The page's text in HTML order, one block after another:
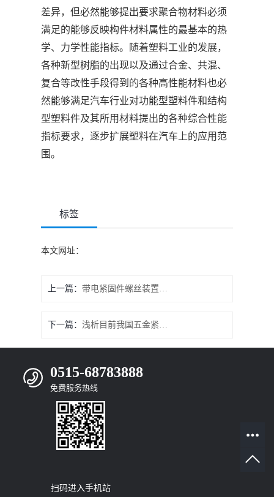
差异，但必然能够提出要求聚合物材料必须
满足的能够反映构件材料属性的最基本的热
学、力学性能指标。随着塑料工业的发展，
各种新型树脂的出现以及通过合金、共混、
复合等改性手段得到的各种高性能材料也必
然能够满足汽车行业对功能型塑料件和结构
型塑料件及其所用材料提出的各种综合性能
指标要求，逐步扩展塑料在汽车上的应用范
围。
标签
本文网址：
上一篇： 带电紧固件螺丝装置可有效防止触电
下一篇： 浅析目前我国五金紧固件市场规模
0515-68783888
免费服务热线
扫码进入手机站